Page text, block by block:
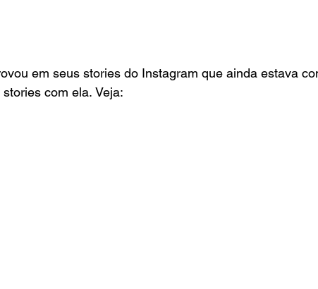
em seus stories do Instagram que ainda estava
com ela. Veja: